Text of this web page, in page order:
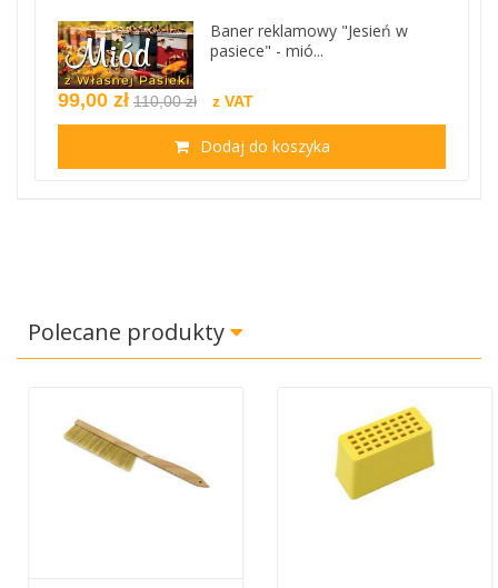
Baner reklamowy "Jesień w
pasiece" - mió...
99,00 zł 110,00 zł z VAT
Dodaj do koszyka
Polecane produkty